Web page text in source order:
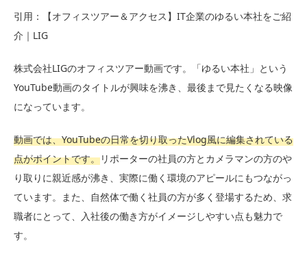
引用：【オフィスツアー＆アクセス】IT企業のゆるい本社をご紹
介｜LIG
株式会社LIGのオフィスツアー動画です。「ゆるい本社」という
YouTube動画のタイトルが興味を沸き、最後まで見たくなる映像
になっています。
動画では、YouTubeの日常を切り取ったVlog風に編集されている
点がポイントです。リポーターの社員の方とカメラマンの方のや
り取りに親近感が沸き、実際に働く環境のアピールにもつながっ
ています。また、自然体で働く社員の方が多く登場するため、求
職者にとって、入社後の働き方がイメージしやすい点も魅力で
す。